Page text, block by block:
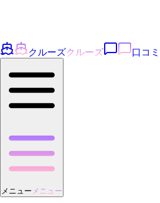
クルーズクルーズ 口コミ
メニュー メニュー